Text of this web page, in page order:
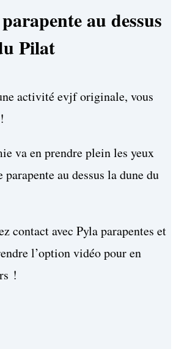
au dessus
Pilat
activité evjf originale, vous
va en prendre plein les yeux
parapente au dessus la dune du
contact avec Pyla parapentes et
l’option vidéo pour en
!